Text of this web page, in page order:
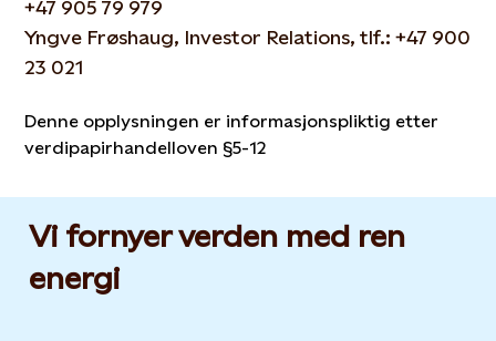
+47 905 79 979
Yngve Frøshaug, Investor Relations, tlf.: +47 900
23 021
Denne opplysningen er informasjonspliktig etter
verdipapirhandelloven §5-12
Vi fornyer verden med ren
energi